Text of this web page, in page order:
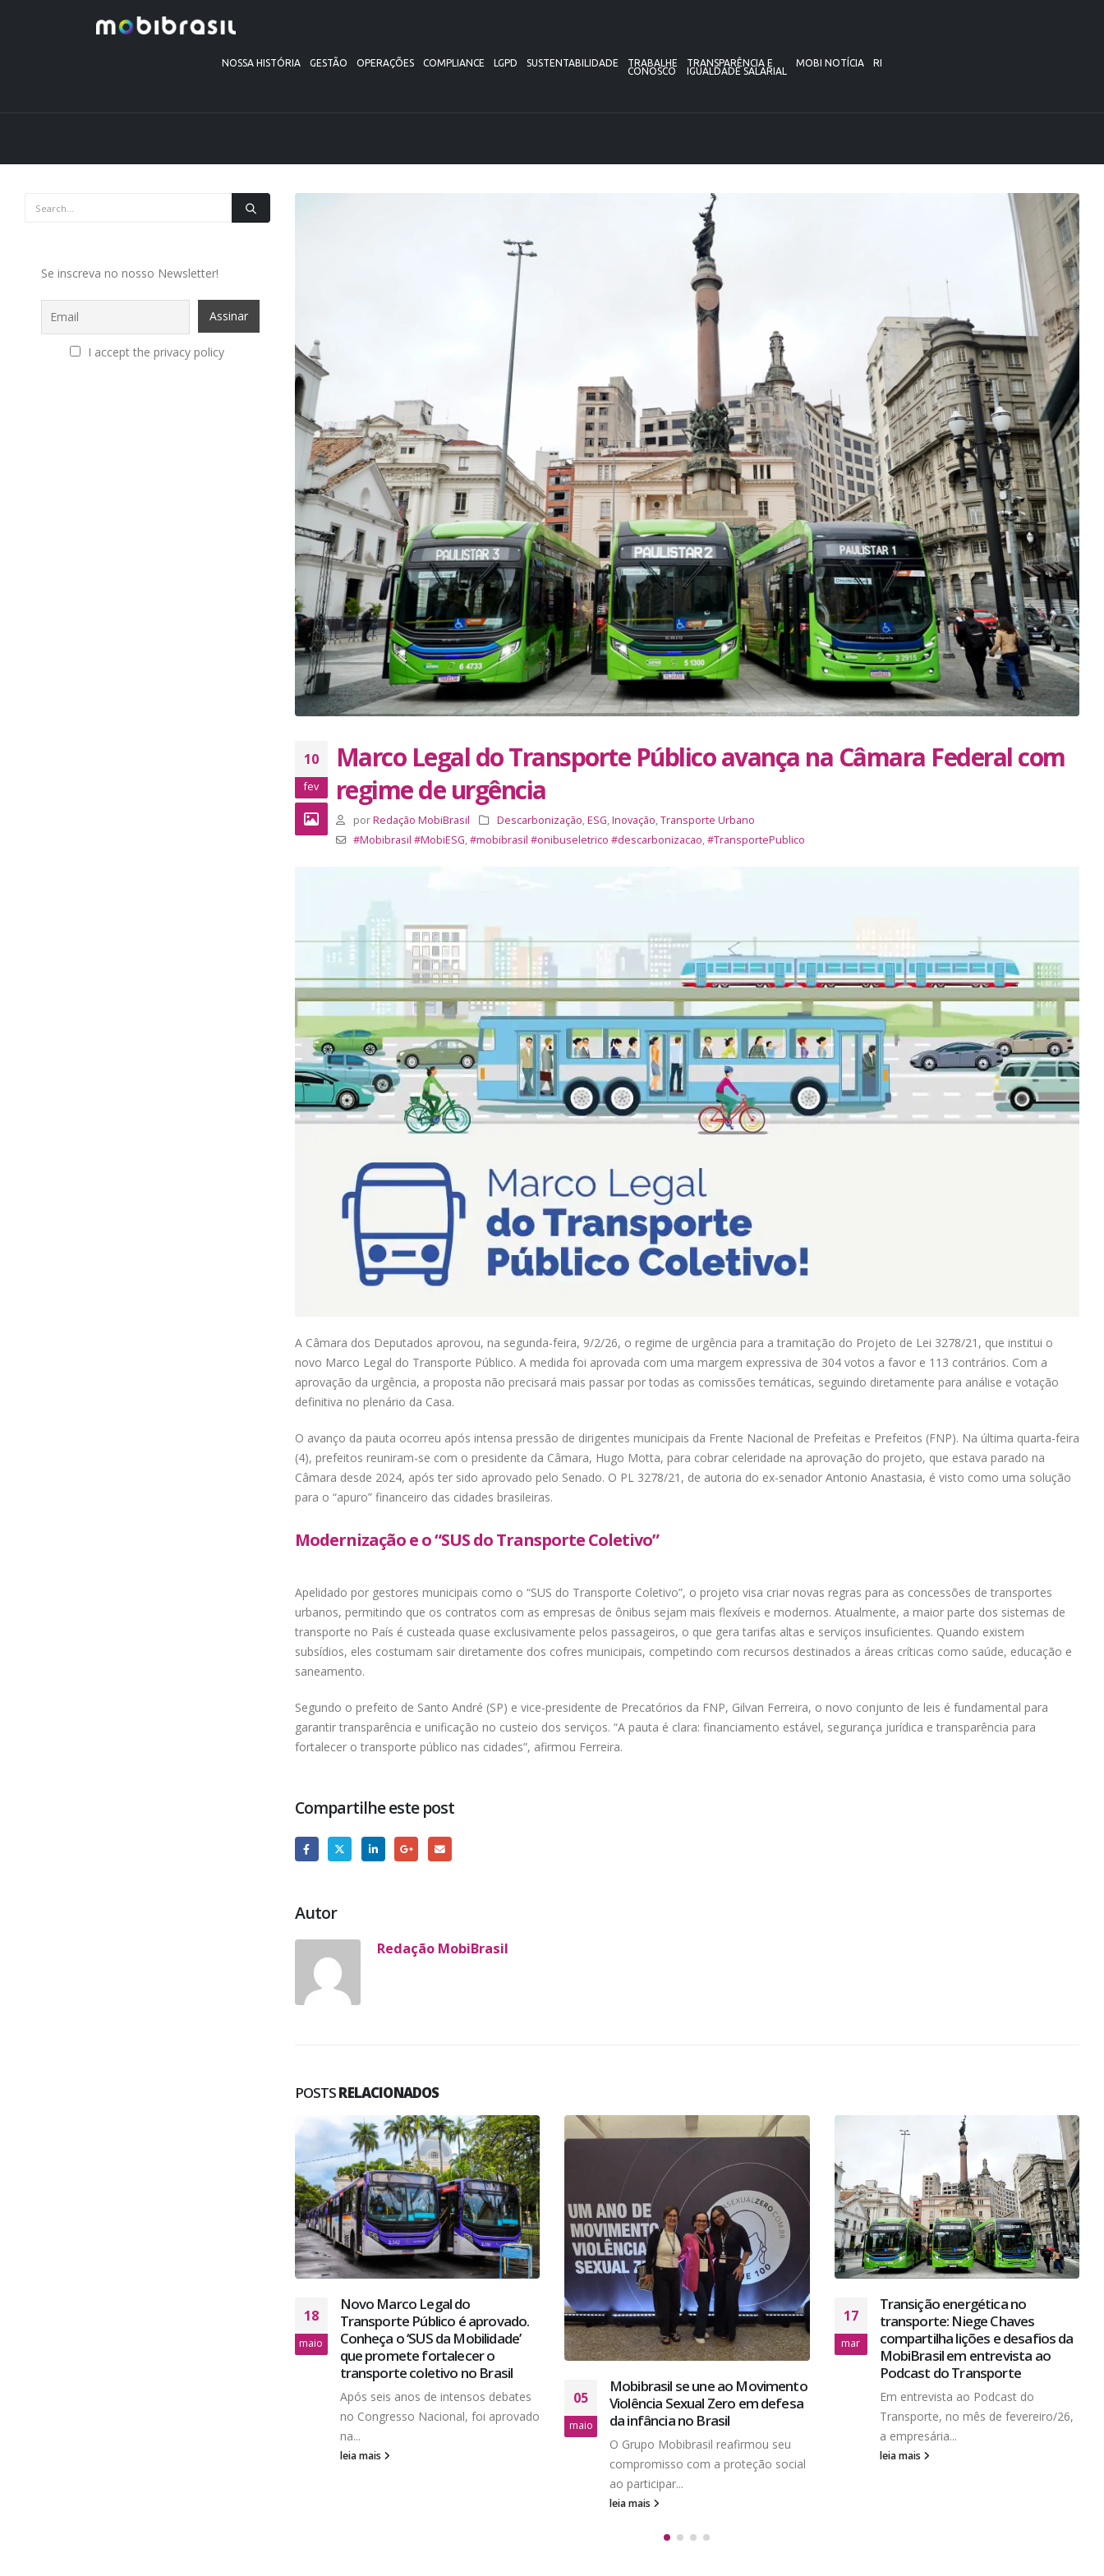
NOSSA HISTÓRIA GESTÃO OPERAÇÕES COMPLIANCE LGPD SUSTENTABILIDADE TRABALHE
CONOSCO
TRANSPARÊNCIA E
IGUALDADE SALARIAL
MOBI NOTÍCIA RI
10
fev
Marco Legal do Transporte Público avança na Câmara Federal com
regime de urgência
porRedação MobiBrasil Descarbonização,ESG,Inovação,Transporte Urbano
#Mobibrasil #MobiESG,#mobibrasil #onibuseletrico #descarbonizacao,#TransportePublico
A Câmara dos Deputados aprovou, na segunda-feira, 9/2/26, o regime de urgência para a tramitação do Projeto de Lei 3278/21, que institui o
novo Marco Legal do Transporte Público. A medida foi aprovada com uma margem expressiva de 304 votos a favor e 113 contrários. Com a
aprovação da urgência, a proposta não precisará mais passar por todas as comissões temáticas, seguindo diretamente para análise e votação
definitiva no plenário da Casa.
O avanço da pauta ocorreu após intensa pressão de dirigentes municipais da Frente Nacional de Prefeitas e Prefeitos (FNP). Na última quarta-feira
(4), prefeitos reuniram-se com o presidente da Câmara, Hugo Motta, para cobrar celeridade na aprovação do projeto, que estava parado na
Câmara desde 2024, após ter sido aprovado pelo Senado. O PL 3278/21, de autoria do ex-senador Antonio Anastasia, é visto como uma solução
para o “apuro” financeiro das cidades brasileiras.
Modernização e o “SUS do Transporte Coletivo”
Apelidado por gestores municipais como o “SUS do Transporte Coletivo”, o projeto visa criar novas regras para as concessões de transportes
urbanos, permitindo que os contratos com as empresas de ônibus sejam mais flexíveis e modernos. Atualmente, a maior parte dos sistemas de
transporte no País é custeada quase exclusivamente pelos passageiros, o que gera tarifas altas e serviços insuficientes. Quando existem
subsídios, eles costumam sair diretamente dos cofres municipais, competindo com recursos destinados a áreas críticas como saúde, educação e
saneamento.
Segundo o prefeito de Santo André (SP) e vice-presidente de Precatórios da FNP, Gilvan Ferreira, o novo conjunto de leis é fundamental para
garantir transparência e unificação no custeio dos serviços. “A pauta é clara: financiamento estável, segurança jurídica e transparência para
fortalecer o transporte público nas cidades”, afirmou Ferreira.
Compartilhe este post
Autor
Redação MobiBrasil
POSTSRELACIONADOS
18
maio
Novo Marco Legal do
Transporte Público é aprovado.
Conheça o ‘SUS da Mobilidade’
que promete fortalecer o
transporte coletivo no Brasil
Após seis anos de intensos debates
no Congresso Nacional, foi aprovado
na...
leia mais
05
maio
Mobibrasil se une ao Movimento
Violência Sexual Zero em defesa
da infância no Brasil
O Grupo Mobibrasil reafirmou seu
compromisso com a proteção social
ao participar...
leia mais
17
mar
Transição energética no
transporte: Niege Chaves
compartilha lições e desafios da
MobiBrasil em entrevista ao
Podcast do Transporte
Em entrevista ao Podcast do
Transporte, no mês de fevereiro/26,
a empresária...
leia mais
Se inscreva no nosso Newsletter!
I accept the privacy policy